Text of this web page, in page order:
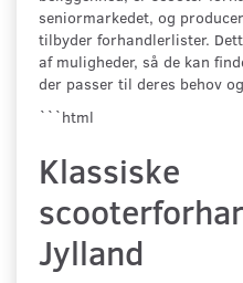
seniormarkedet, og
tilbyder forhandlerlister.
af muligheder, så de kan
der passer til deres behov
```html
Klassiske
Jylland